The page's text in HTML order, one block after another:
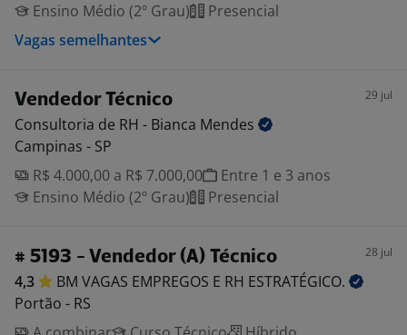
Ensino Médio (2º Grau)
Presencial
Vagas semelhantes
Vendedor Técnico 29 jul
Consultoria de RH - Bianca Mendes
Campinas - SP
R$ 4.000,00 a R$ 7.000,00
Entre 1 e 3 anos
Ensino Médio (2º Grau)
Presencial
# 5193 - Vendedor (A) Técnico 28 jul
4,3 BM VAGAS EMPREGOS E RH ESTRATÉGICO.
Portão - RS